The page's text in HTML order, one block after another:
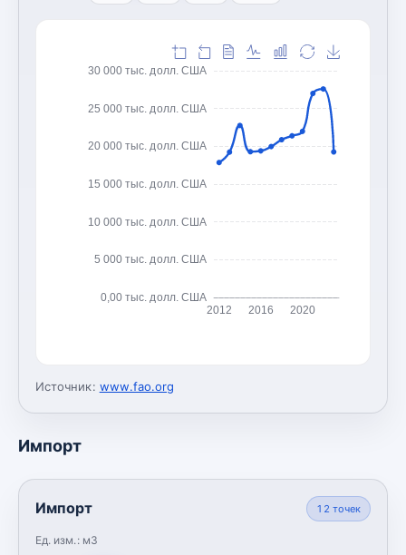
0,00 тыс. долл. США
5 000 тыс. долл. США
10 000 тыс. долл. США
15 000 тыс. долл. США
20 000 тыс. долл. США
25 000 тыс. долл. США
30 000 тыс. долл. США
2012 2016 2020
Источник: www.fao.org
Импорт
Импорт
Ед. изм.: м3
12 точек